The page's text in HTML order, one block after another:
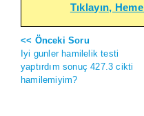
Tıklayın,
<< Önceki Soru
Iyi gunler hamilelik testi
yaptırdım sonuç 427.3 cikti
hamilemiyim?